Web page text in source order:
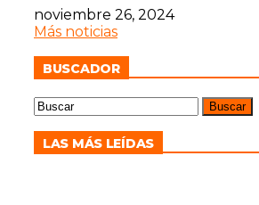
noviembre 26, 2024
Más noticias
BUSCADOR
LAS MÁS LEÍDAS